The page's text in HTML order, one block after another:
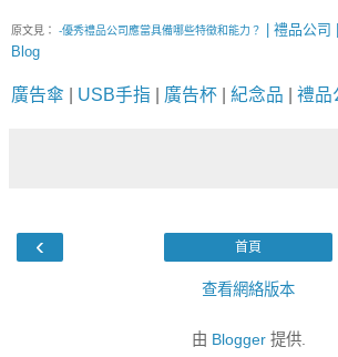
原文見： -優秀禮品公司應當具備哪些特徵和能力？
| 禮品公
Blog
廣告傘 USB手指 廣告杯 紀念品 禮品
‹ 首頁
查看網絡版本
由 Blogger提供.